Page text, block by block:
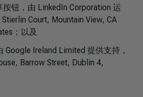
按钮，由 LinkedIn Corporation 运
Court, Mountain View, CA
；以及
Google Ireland Limited 提供支持，
Barrow Street, Dublin 4,